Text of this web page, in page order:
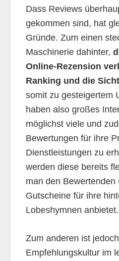
Dass Reviews
gekommen sind, hat
Gründe. Zum einen
Maschinerie dahinter,
Online-Rezension
Ranking und die
somit zu gesteigertem
haben also großes
möglichst viele und
Bewertungen für ihre
Dienstleistungen zu
werden diese bereits
man den Bewertenden
Gutscheine für ihre
Lobeshymnen anbietet.
Zum anderen ist
Empfehlungskultur im